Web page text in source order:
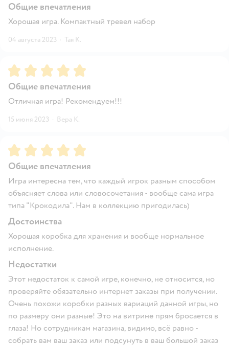
Общие впечатления
Хорошая игра. Компактный тревел набор
04 августа 2023 · Тая К.
Рейтинг:5
Общие впечатления
Отличная игра! Рекомендуем!!!
15 июня 2023 · Вера К.
Рейтинг:5
Общие впечатления
Игра интересна тем, что каждый игрок разным способом
объясняет слова или словосочетания - вообще сама игра
типа "Крокодила". Нам в коллекцию пригодилась)
Достоинства
Хорошая коробка для хранения и вообще нормальное
исполнение.
Недостатки
Этот недостаток к самой игре, конечно, не относится, но
проверяйте обязательно интернет заказы при получении.
Очень похожи коробки разных вариаций данной игры, но
по размеру они разные! Это на витрине прям бросается в
глаза! Но сотрудникам магазина, видимо, всё равно -
собрать вам ваш заказ или подсунуть в ваш большой заказ